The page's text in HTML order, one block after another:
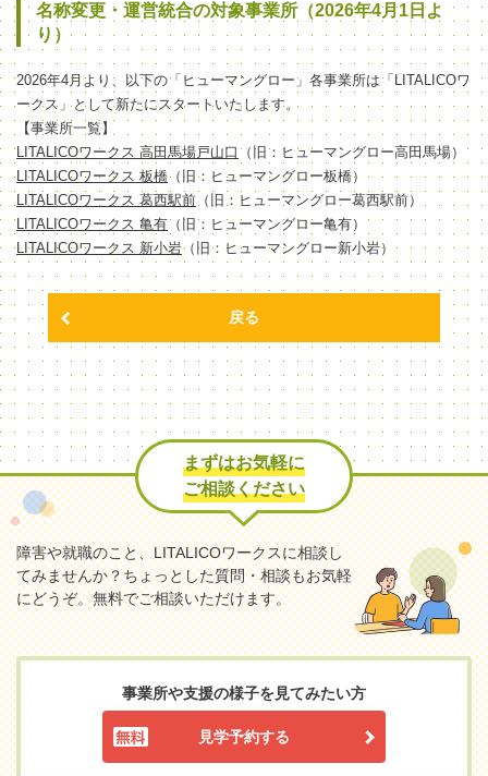
名称変更・運営統合の対象事業所（2026年4月1日よ
り）
2026年4月より、以下の「ヒューマングロー」各事業所は「LITALICOワ
ークス」として新たにスタートいたします。
【事業所一覧】
LITALICOワークス 高田馬場戸山口 （旧：ヒューマングロー高田馬場）
LITALICOワークス 板橋（旧：ヒューマングロー板橋）
LITALICOワークス 葛西駅前 （旧：ヒューマングロー葛西駅前）
LITALICOワークス 亀有（旧：ヒューマングロー亀有）
LITALICOワークス 新小岩（旧：ヒューマングロー新小岩）
戻る
まずはお気軽に
ご相談ください
障害や就職のこと、LITALICOワークスに相談し
てみませんか？ちょっとした質問・相談もお気軽
にどうぞ。無料でご相談いただけます。
事業所や支援の様子を見てみたい方
見学予約する